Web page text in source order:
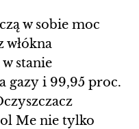
w sobie moc
włókna
stanie
gazy i 99,95 proc.
Me nie tylko